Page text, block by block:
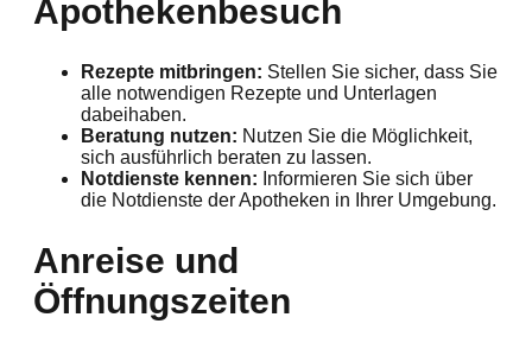
Apothekenbesuch
Rezepte mitbringen: Stellen Sie sicher, dass Sie
alle notwendigen Rezepte und Unterlagen
dabeihaben.
Beratung nutzen: Nutzen Sie die Möglichkeit,
sich ausführlich beraten zu lassen.
Notdienste kennen: Informieren Sie sich über
die Notdienste der Apotheken in Ihrer Umgebung.
Anreise und
Öffnungszeiten